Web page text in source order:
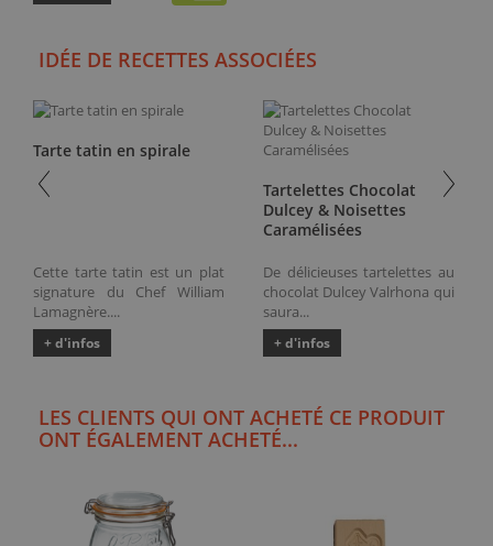
IDÉE DE RECETTES ASSOCIÉES
Tarte tatin en spirale
Cette tarte tatin est un plat
signature du Chef William
Lamagnère....
+ d'infos
Tartelettes Chocolat
Dulcey & Noisettes
Caramélisées
De délicieuses tartelettes au
chocolat Dulcey Valrhona qui
saura...
+ d'infos
LES CLIENTS QUI ONT ACHETÉ CE PRODUIT
ONT ÉGALEMENT ACHETÉ...